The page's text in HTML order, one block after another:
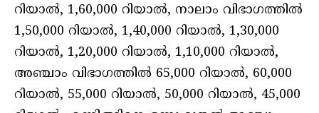
റിയാല്‍, 1,60,000 റിയാല്‍, നാലാം വിഭാഗത്തില്‍
1,50,000 റിയാല്‍, 1,40,000 റിയാല്‍, 1,30,000
റിയാല്‍, 1,20,000 റിയാല്‍, 1,10,000 റിയാല്‍,
അഞ്ചാം വിഭാഗത്തില്‍ 65,000 റിയാല്‍, 60,000
റിയാല്‍, 55,000 റിയാല്‍, 50,000 റിയാല്‍, 45,000